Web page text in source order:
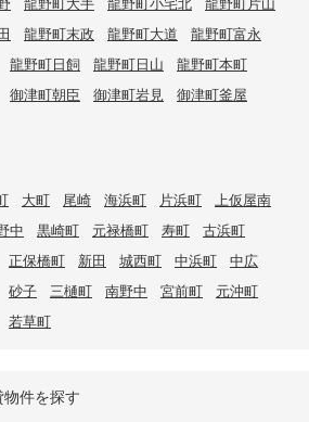
龍野町末政 龍野町大道
龍野町富永
龍野町日飼 龍野町日山
龍野町本町
御津町朝臣 御津町岩見
御津町釜屋
大町 尾崎 海浜町 片浜町
上仮屋南
中 黒崎町 元禄橋町 寿町
古浜町
正保橋町 新田 城西町 中浜町
中広
砂子 三樋町 南野中 宮前町
元沖町
若草町
件を探す